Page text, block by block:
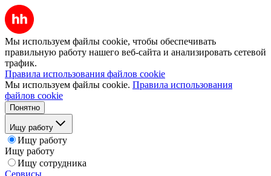
Мы используем файлы cookie, чтобы обеспечивать
правильную работу нашего веб-сайта и анализировать сетевой
трафик.
Правила использования файлов cookie
Мы используем файлы cookie. Правила использования
файлов cookie
Понятно
Ищу работу
Ищу работу
Ищу работу
Ищу сотрудника
Сервисы